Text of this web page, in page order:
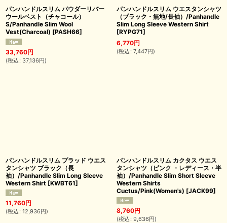
パンハンドルスリム パウダーリバー
ウールベスト（チャコール）
S/Panhandle Slim Wool
Vest(Charcoal) [PASH66]
33,760円
(税込 : 37,136円)
パンハンドルスリム ウエスタンシャツ
（ブラック・無地/長袖）/Panhandle
Slim Long Sleeve Western Shirt
[RYPG71]
6,770円
(税込 : 7,447円)
パンハンドルスリム プラッド ウエス
タンシャツ ブラック（長
袖）/Panhandle Slim Long Sleeve
Western Shirt [KWBT61]
11,760円
(税込 : 12,936円)
パンハンドルスリム カクタス ウエス
タンシャツ（ピンク ・レディース・半
袖）/Panhandle Slim Short Sleeve
Western Shirts
Cuctus/Pink(Women's) [JACK99]
8,760円
(税込 : 9,636円)